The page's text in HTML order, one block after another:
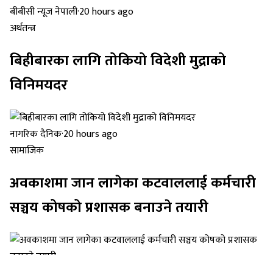
बीबीसी न्यूज नेपाली·20 hours ago
अर्थतन्त्र
बिहीबारका लागि तोकियो विदेशी मुद्राको
विनिमयदर
नागरिक दैनिक·20 hours ago
सामाजिक
अवकाशमा जान लागेका कटवाललाई कर्मचारी
सञ्चय कोषको प्रशासक बनाउने तयारी